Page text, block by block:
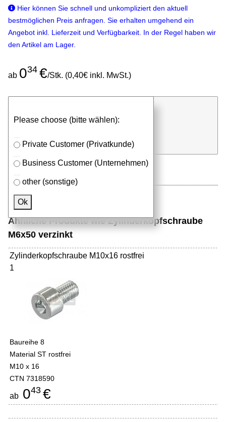
Hier können Sie schnell und unkompliziert den aktuell
bestmöglichen Preis anfragen. Sie erhalten umgehend ein
Angebot inkl. Lieferzeit und Verfügbarkeit. In der Regel haben wir
den Artikel am Lager.
ab 034 €/Stk. (0,40€ inkl. MwSt.)
Please choose (bitte wählen):
Private Customer (Privatkunde)
Business Customer (Unternehmen)
other (sonstige)
Ok
⮮
Stk. in Anfrageliste
Ähnliche Produkte wie Zylinderkopfschraube
M6x50 verzinkt
Zylinderkopfschraube M10x16 rostfrei
1
Baureihe 8
Material ST rostfrei
M10 x 16
CTN 7318590
ab 043 €